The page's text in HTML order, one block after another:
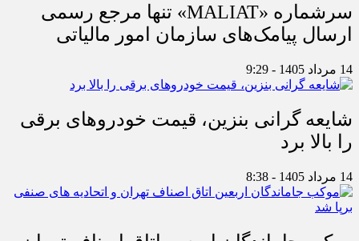
سرشماره «MALIAT» تنها مرجع رسمی
ارسال پیامک‌های سازمان امور مالیاتی
14 مرداد 1405 - 9:29
شایعه گرانی بنزین، قیمت خودروهای برقی
را بالا برد
14 مرداد 1405 - 8:38